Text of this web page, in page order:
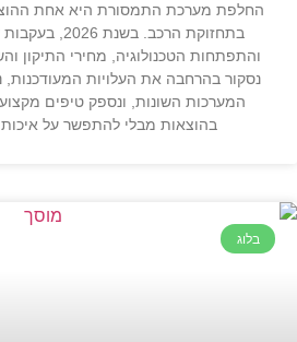
החלפת מערכת התמסורת היא אחת
בתחזוקת הרכב.
והתפתחות הטכנולוגיה, מחירי התיקון
נסקור בהרחבה את העלויות המעודכנות,
המערכות השונות, ונספק טיפים
בהוצאות מבלי להתפשר על איכות
בלוג